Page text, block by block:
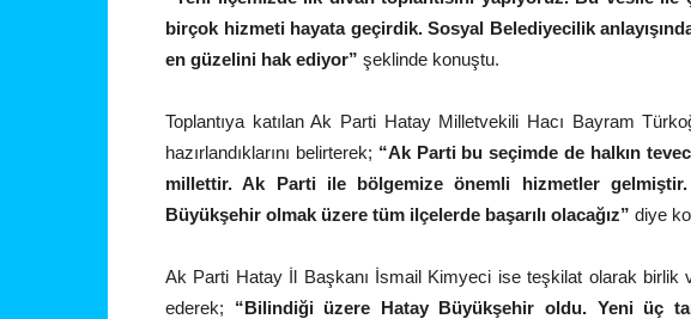
birçok hizmeti hayata geçirdik. Sosyal Belediyecilik
en güzelini hak ediyor” şeklinde konuştu.
Toplantıya katılan Ak Parti Hatay Milletvekili Hacı Bayram
hazırlandıklarını belirterek; “Ak Parti bu seçimde de halkın
millettir. Ak Parti ile bölgemize önemli hizmetler
Büyükşehir olmak üzere tüm ilçelerde başarılı olacağız” diye
Ak Parti Hatay İl Başkanı İsmail Kimyeci ise teşkilat olarak birlik
ederek; “Bilindiği üzere Hatay Büyükşehir oldu. Yeni üç